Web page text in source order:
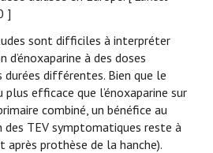
]
sont difficiles à interpréter
à des doses
différentes. Bien que le
efficace que l’énoxaparine sur
combiné, un bénéfice au
des TEV symptomatiques reste à
prothèse de la hanche).